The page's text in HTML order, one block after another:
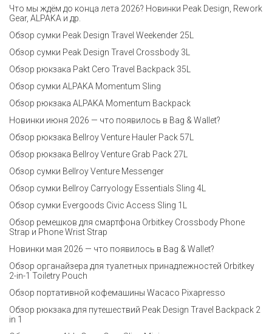
Что мы ждём до конца лета 2026? Новинки Peak Design, Rework
Gear, ALPAKA и др.
Обзор сумки Peak Design Travel Weekender 25L
Обзор сумки Peak Design Travel Crossbody 3L
Обзор рюкзака Pakt Cero Travel Backpack 35L
Обзор сумки ALPAKA Momentum Sling
Обзор рюкзака ALPAKA Momentum Backpack
Новинки июня 2026 — что появилось в Bag & Wallet?
Обзор рюкзака Bellroy Venture Hauler Pack 57L
Обзор рюкзака Bellroy Venture Grab Pack 27L
Обзор сумки Bellroy Venture Messenger
Обзор сумки Bellroy Carryology Essentials Sling 4L
Обзор сумки Evergoods Civic Access Sling 1L
Обзор ремешков для смартфона Orbitkey Crossbody Phone
Strap и Phone Wrist Strap
Новинки мая 2026 — что появилось в Bag & Wallet?
Обзор органайзера для туалетных принадлежностей Orbitkey
2-in-1 Toiletry Pouch
Обзор портативной кофемашины Wacaco Pixapresso
Обзор рюкзака для путешествий Peak Design Travel Backpack 2
in 1